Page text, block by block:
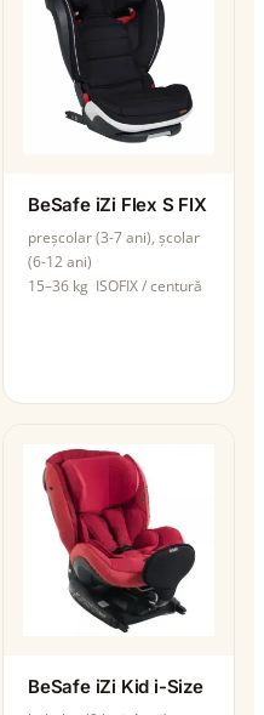
BeSafe iZi Flex S FIX
preșcolar (3-7 ani), școlar
(6-12 ani)
15–36 kg ISOFIX / centură
BeSafe iZi Kid i-Size